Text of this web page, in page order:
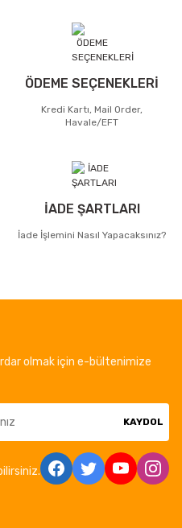
ÖDEME SEÇENEKLERİ
Kredi Kartı, Mail Order,
Havale/EFT
İADE ŞARTLARI
İade İşlemini Nasıl Yapacaksınız?
olmak için e-bültenimize
KAYDOL